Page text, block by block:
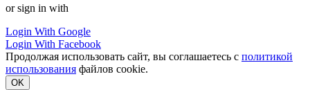
or sign in with
Login With Google
Login With Facebook
Продолжая использовать сайт, вы соглашаетесь с политикой
использования файлов cookie.
OK